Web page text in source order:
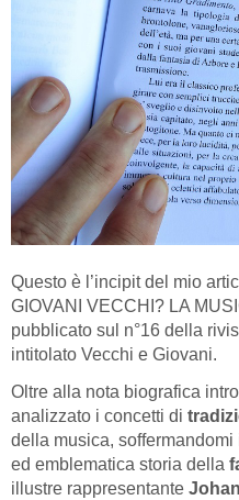
Questo è l’incipit del mio
GIOVANI VECCHI? LA
pubblicato sul n°16 della
intitolato Vecchi e Giovani.
Oltre alla nota biografica
analizzato i concetti di
della musica,
ed emblematica storia della
illustre rappresentante